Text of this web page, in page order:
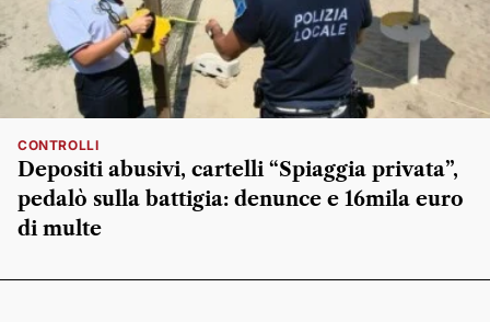
CONTROLLI
Depositi abusivi, cartelli “Spiaggia privata”,
pedalò sulla battigia: denunce e 16mila euro
di multe